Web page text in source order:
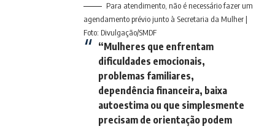
Para atendimento, não é necessário fazer um
agendamento prévio junto à Secretaria da Mulher |
Foto: Divulgação/SMDF
“Mulheres que enfrentam
dificuldades emocionais,
problemas familiares,
dependência financeira, baixa
autoestima ou que simplesmente
precisam de orientação podem